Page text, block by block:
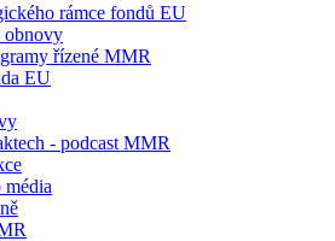
rámce fondů EU
obnovy
řízené MMR
EU
- podcast MMR